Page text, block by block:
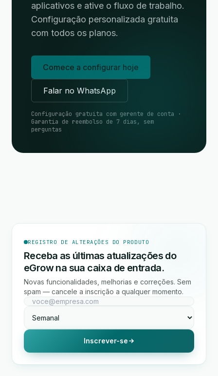
aplicativos e ative o fluxo de trabalho.
Configuração personalizada gratuita
com todos os planos.
Comece a configurar hoje
Falar no WhatsApp
Configuração gratuita com gerente de conta ·
Garantia de reembolso de 7 dias, sem
perguntas
REGISTRO DE ALTERAÇÕES DO PRODUTO
Receba as últimas atualizações do
eGrow na sua caixa de entrada.
Novas funcionalidades, melhorias e correções. Sem
spam — cancele a inscrição a qualquer momento.
Inscrever-se